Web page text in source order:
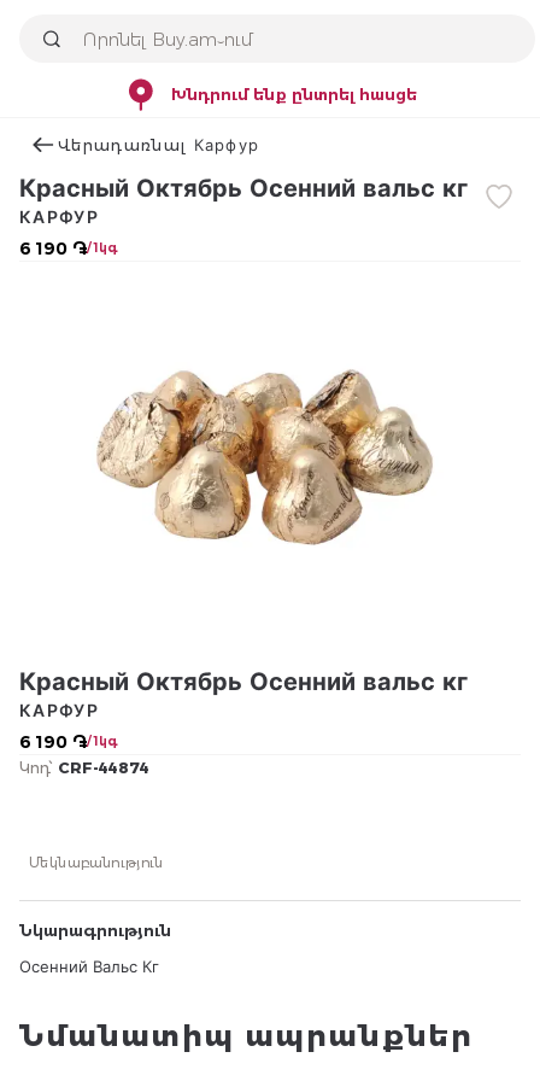
Խնդրում ենք ընտրել հասցե
Վերադառնալ Карфур
Красный Октябрь Осенний вальс кг
6 190 ֏/ 1կգ
КАРФУР
Красный Октябрь Осенний вальс кг
6 190 ֏/ 1կգ
КАРФУР
Կոդ՝ CRF-44874
Մեկնաբանություն
Նկարագրություն
Осенний Вальс Кг
Նմանատիպ ապրանքներ